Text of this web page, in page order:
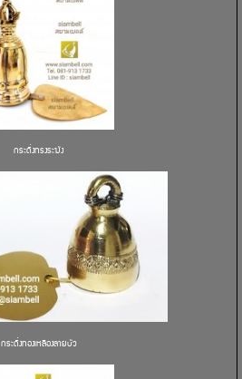
กระดิ่งทรงระฆัง
กระดิ่งทองเหลืองลายบัว